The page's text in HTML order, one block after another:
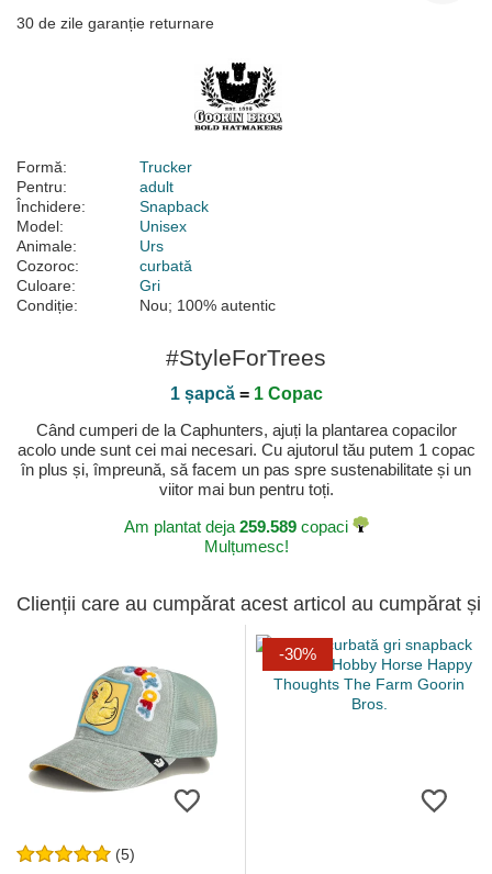
30 de zile garanție returnare
Formă:
Trucker
Pentru:
adult
Închidere:
Snapback
Model:
Unisex
Animale:
Urs
Cozoroc:
curbată
Culoare:
Gri
Condiție:
Nou; 100% autentic
#StyleForTrees
1 șapcă= 1 Copac
Când cumperi de la Caphunters, ajuți la plantarea copacilor
acolo unde sunt cei mai necesari. Cu ajutorul tău putem 1 copac
în plus și, împreună, să facem un pas spre sustenabilitate și un
viitor mai bun pentru toți.
Am plantat deja 259.589copaci
Mulțumesc!
Clienții care au cumpărat acest articol au cumpărat și
(5)
-30%